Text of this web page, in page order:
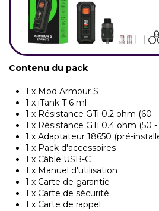
Contenu du pack :
1 x Mod Armour S
1 x iTank T 6 ml
1 x Résistance GTi 0.2 ohm (60 -
1 x Résistance GTi 0.4 ohm (50
1 x Adaptateur 18650 (pré-
1 x Pack d'accessoires
1 x Câble USB-C
1 x Manuel d'utilisation
1 x Carte de garantie
1 x Carte de sécurité
1 x Carte de rappel